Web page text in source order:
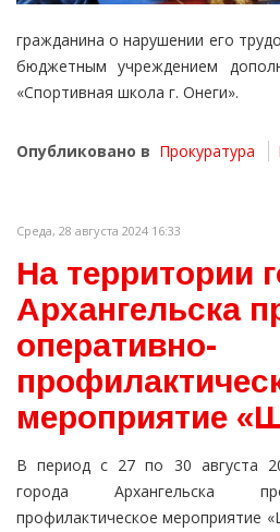
гражданина о нарушении его
бюджетным учреждением
«Спортивная школа г. Онеги».
Опубликовано в Прокуратура
Среда, 28 августа 2024 16:33
На территории
Архангельска
оперативно-
мероприятие
В период с 27 по 30 августа
города Архангельска
профилактическое мероприятие